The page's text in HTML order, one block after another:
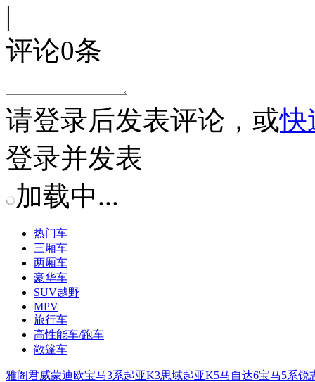
|
评论0条
请登录后发表评论，或快
登录并发表
加载中...
热门车
三厢车
两厢车
豪华车
SUV越野
MPV
旅行车
高性能车/跑车
敞篷车
雅阁君威蒙迪欧宝马3系起亚K3思域起亚K5马自达6宝马5系锐